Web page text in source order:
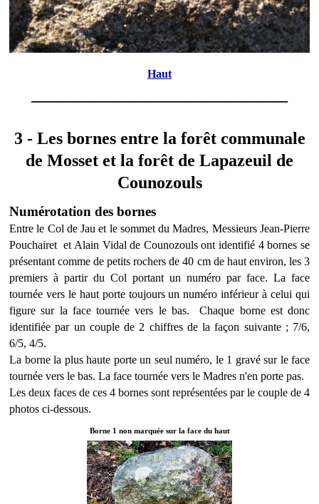
Haut
3 - Les bornes entre la forêt communale
de Mosset et la forêt de Lapazeuil de
Counozouls
Numérotation des bornes
Entre le Col de Jau et le sommet du Madres, Messieurs Jean-Pierre
Pouchairet et Alain Vidal de Counozouls ont identifié 4 bornes se
présentant comme de petits rochers de 40 cm de haut environ, les 3
premiers à partir du Col portant un numéro par face. La face
tournée vers le haut porte toujours un numéro inférieur à celui qui
figure sur la face tournée vers le bas. Chaque borne est donc
identifiée par un couple de 2 chiffres de la façon suivante ; 7/6,
6/5, 4/5.
La borne la plus haute porte un seul numéro, le 1 gravé sur le face
tournée vers le bas. La face tournée vers le Madres n'en porte pas.
Les deux faces de ces 4 bornes sont représentées par le couple de 4
photos ci-dessous.
Borne 1 non marquée sur la face du haut